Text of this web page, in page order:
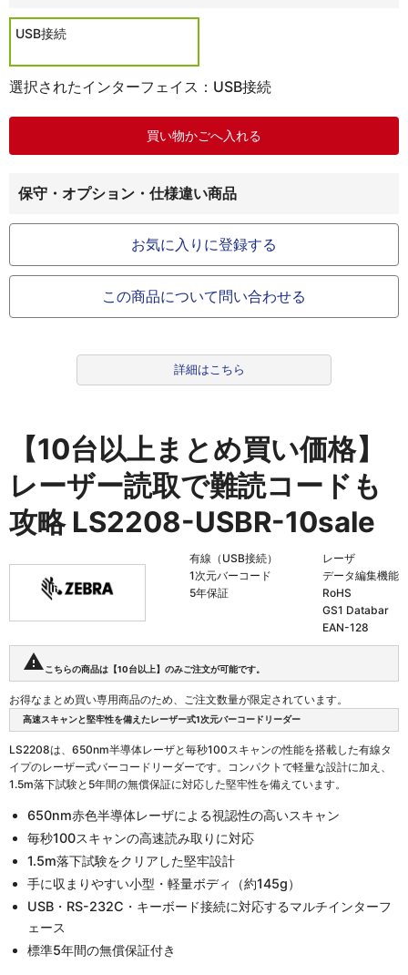
USB接続
選択されたインターフェイス：USB接続
保守・オプション・仕様違い商品
お気に入りに登録する
この商品について問い合わせる
詳細はこちら
【10台以上まとめ買い価格】
レーザー読取で難読コードも
攻略 LS2208-USBR-10sale
有線（USB接続）
1次元バーコード
5年保証
レーザ
データ編集機能
RoHS
GS1 Databar
EAN-128
warning こちらの商品は【10台以上】のみご注文が可能です。
お得なまとめ買い専用商品のため、ご注文数量が限定されています。
高速スキャンと堅牢性を備えたレーザー式1次元バーコードリーダー
LS2208は、650nm半導体レーザと毎秒100スキャンの性能を搭載した有線タ
イプのレーザー式バーコードリーダーです。コンパクトで軽量な設計に加え、
1.5m落下試験と5年間の無償保証に対応した堅牢性を備えています。
650nm赤色半導体レーザによる視認性の高いスキャン
毎秒100スキャンの高速読み取りに対応
1.5m落下試験をクリアした堅牢設計
手に収まりやすい小型・軽量ボディ（約145g）
USB・RS-232C・キーボード接続に対応するマルチインターフ
ェース
標準5年間の無償保証付き